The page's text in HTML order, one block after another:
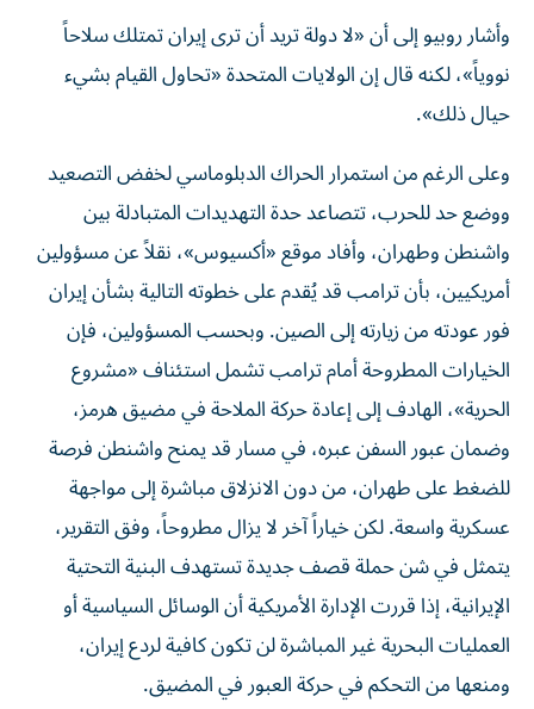
وأشار روبيو إلى أن «لا دولة تريد أن ترى إيران تمتلك سلاحاً
نووياً»، لكنه قال إن الولايات المتحدة «تحاول القيام بشيء
حيال ذلك».
وعلى الرغم من استمرار الحراك الدبلوماسي لخفض التصعيد
ووضع حد للحرب، تتصاعد حدة التهديدات المتبادلة بين
واشنطن وطهران، وأفاد موقع «أكسيوس»، نقلاً عن مسؤولين
أمريكيين، بأن ترامب قد يُقدم على خطوته التالية بشأن إيران
فور عودته من زيارته إلى الصين. وبحسب المسؤولين، فإن
الخيارات المطروحة أمام ترامب تشمل استئناف «مشروع
الحرية»، الهادف إلى إعادة حركة الملاحة في مضيق هرمز،
وضمان عبور السفن عبره، في مسار قد يمنح واشنطن فرصة
للضغط على طهران، من دون الانزلاق مباشرة إلى مواجهة
عسكرية واسعة. لكن خياراً آخر لا يزال مطروحاً، وفق التقرير،
يتمثل في شن حملة قصف جديدة تستهدف البنية التحتية
الإيرانية، إذا قررت الإدارة الأمريكية أن الوسائل السياسية أو
العمليات البحرية غير المباشرة لن تكون كافية لردع إيران،
ومنعها من التحكم في حركة العبور في المضيق.